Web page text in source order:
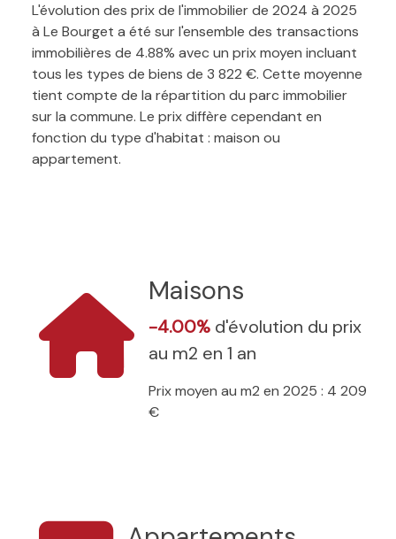
L'évolution des prix de l'immobilier de 2024 à 2025
à Le Bourget a été sur l'ensemble des transactions
immobilières de 4.88% avec un prix moyen incluant
tous les types de biens de 3 822 €. Cette moyenne
tient compte de la répartition du parc immobilier
sur la commune. Le prix diffère cependant en
fonction du type d'habitat : maison ou
appartement.
Maisons
-4.00% d'évolution du prix
au m2 en 1 an
Prix moyen au m2 en 2025 : 4 209
€